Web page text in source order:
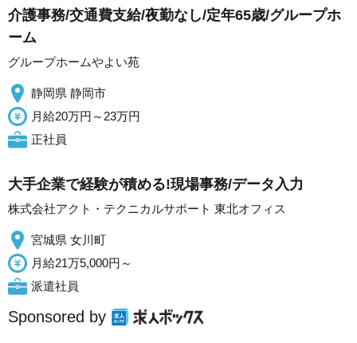
介護事務/交通費支給/夜勤なし/定年65歳/グループホ
ーム
グループホームやよい苑
静岡県 静岡市
月給20万円～23万円
正社員
大手企業で経験が積める!現場事務/データ入力
株式会社アクト・テクニカルサポート 東北オフィス
宮城県 女川町
月給21万5,000円～
派遣社員
Sponsored by